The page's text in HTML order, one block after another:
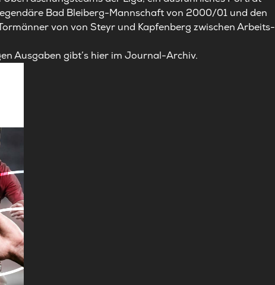
Bad Bleiberg-Mannschaft von 2000/01 und den
von von Steyr und Kapfenberg zwischen Arbeits-
Ausgaben gibt’s hier im Journal-Archiv.